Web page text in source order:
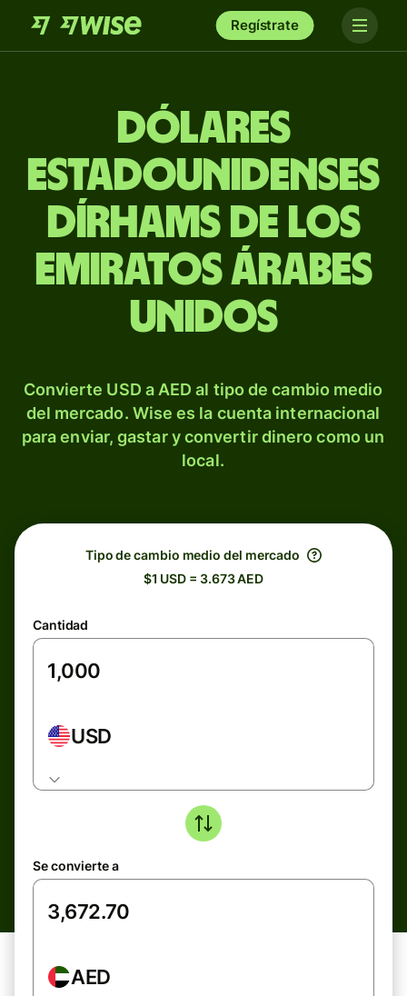
Regístrate
Dólares
estadounidenses
dírhams de los
Emiratos Árabes
Unidos
Convierte USD a AED al tipo de cambio medio
del mercado. Wise es la cuenta internacional
para enviar, gastar y convertir dinero como un
local.
Tipo de cambio medio del mercado
$1 USD = 3.673 AED
Cantidad
USD
Se convierte a
AED